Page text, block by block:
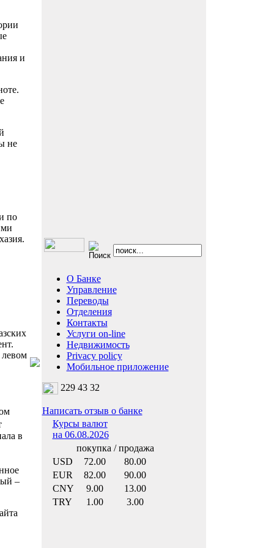
О Банке
Управление
Переводы
Отделения
Контакты
Услуги on-line
Недвижимость
Privacy policy
Мобильное приложение
229 43 32
Написать отзыв о банке
Курсы валют
на 06.08.2026
покупка / продажа
USD
72.00
80.00
EUR
82.00
90.00
CNY
9.00
13.00
TRY
1.00 3.00
и
не
по
в
–